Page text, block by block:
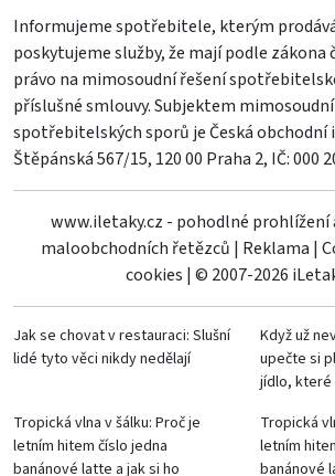
Informujeme spotřebitele, kterým
poskytujeme služby, že mají podle zákona
právo na mimosoudní řešení
příslušné smlouvy. Subjektem
spotřebitelských sporů je Česká obchodní
Štěpánská 567/15, 120 00 Praha 2, IČ: 000
www.iletaky.cz - pohodlné prohlížení
maloobchodních řetězců | Reklama |
cookies | © 2007-2026
Jak se chovat v restauraci: Slušní
lidé tyto věci nikdy nedělají
Když už
upečte si
jídlo, které
Tropická vlna v šálku: Proč je
letním hitem číslo jedna
banánové latte a jak si ho
Tropická
letním
banánové